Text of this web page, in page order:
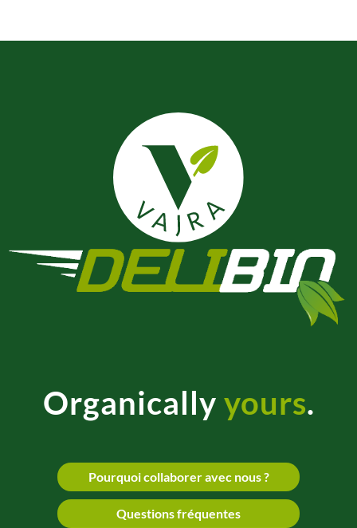
Organically yours.
Pourquoi collaborer avec nous ?
Questions fréquentes